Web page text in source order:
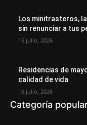
Los minitrasteros,
sin renunciar a tus
16 julio, 2026
Residencias de
calidad de vida
16 julio, 2026
Categoría